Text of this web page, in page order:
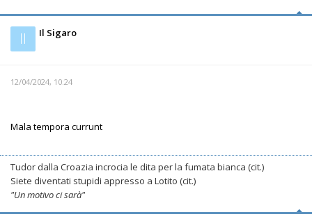
Il Il Sigaro
12/04/2024, 10:24
Mala tempora currunt
Tudor dalla Croazia incrocia le dita per la fumata bianca (cit.)
Siete diventati stupidi appresso a Lotito (cit.)
"Un motivo ci sarà"